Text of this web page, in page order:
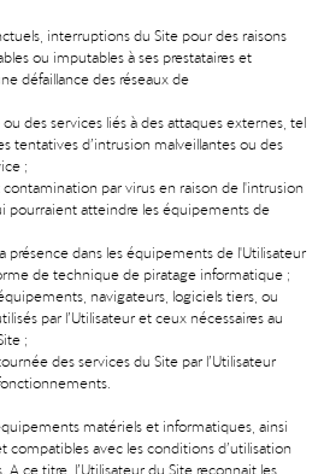
interruptions du Site pour des raisons
ou imputables à ses prestataires et
défaillance des réseaux de
des services liés à des attaques externes, tel
tentatives d’intrusion malveillantes ou des
;
par virus en raison de l'intrusion
pourraient atteindre les équipements de
présence dans les équipements de l'Utilisateur
de technique de piratage informatique ;
navigateurs, logiciels tiers, ou
par l’Utilisateur et ceux nécessaires au
;
des services du Site par l’Utilisateur
matériels et informatiques, ainsi
avec les conditions d’utilisation
A ce titre, l’Utilisateur du Site reconnait les